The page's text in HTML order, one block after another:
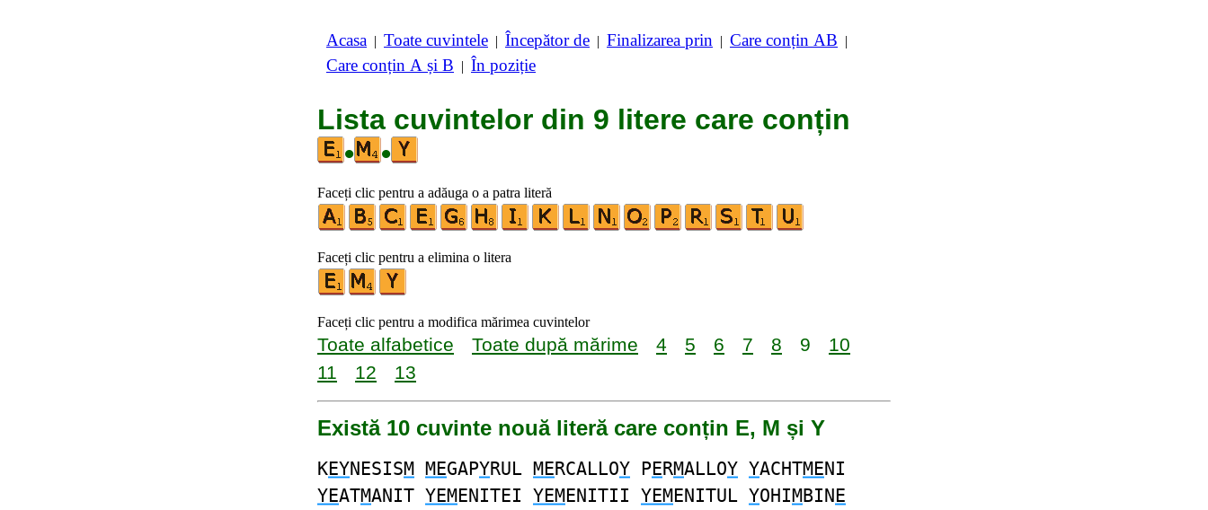
Acasa | Toate cuvintele | Începător de | Finalizarea prin | Care conțin AB |
Care conțin A și B | În poziție
Lista cuvintelor din 9 litere care conțin
•
•
Faceți clic pentru a adăuga o a patra literă
Faceți clic pentru a elimina o litera
Faceți clic pentru a modifica mărimea cuvintelor
Toate alfabetice Toate după mărime 4 5 6 7 8 9
10
11
12 13
Există 10 cuvinte nouă literă care conțin E, M și Y
KEYNESISM MEGAPYRUL MERCALLOY PERMALLOY YACHTMENI
YEATMANIT YEMENITEI YEMENITII YEMENITUL YOHIMBINE